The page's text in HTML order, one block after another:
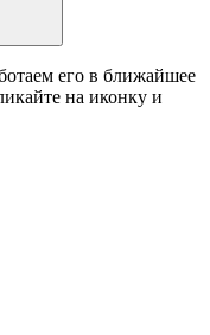
его в ближайшее
на иконку и